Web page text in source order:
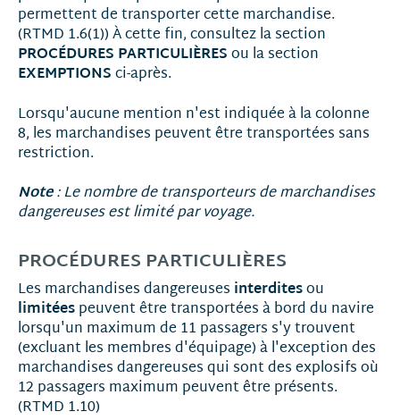
permettent de transporter cette marchandise.
(RTMD 1.6(1)) À cette fin, consultez la section
PROCÉDURES PARTICULIÈRES ou la section
EXEMPTIONS ci-après.
Lorsqu'aucune mention n'est indiquée à la colonne
8, les marchandises peuvent être transportées sans
restriction.
Note: Le nombre de transporteurs de marchandises
dangereuses est limité par voyage.
PROCÉDURES PARTICULIÈRES
Les marchandises dangereuses interditesou
limitées peuvent être transportées à bord du navire
lorsqu'un maximum de 11 passagers s'y trouvent
(excluant les membres d'équipage) à l'exception des
marchandises dangereuses qui sont des explosifs où
12 passagers maximum peuvent être présents.
(RTMD 1.10)